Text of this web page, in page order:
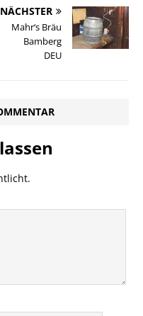
NÄCHSTER
Mahr‘s Bräu
Bamberg
DEU